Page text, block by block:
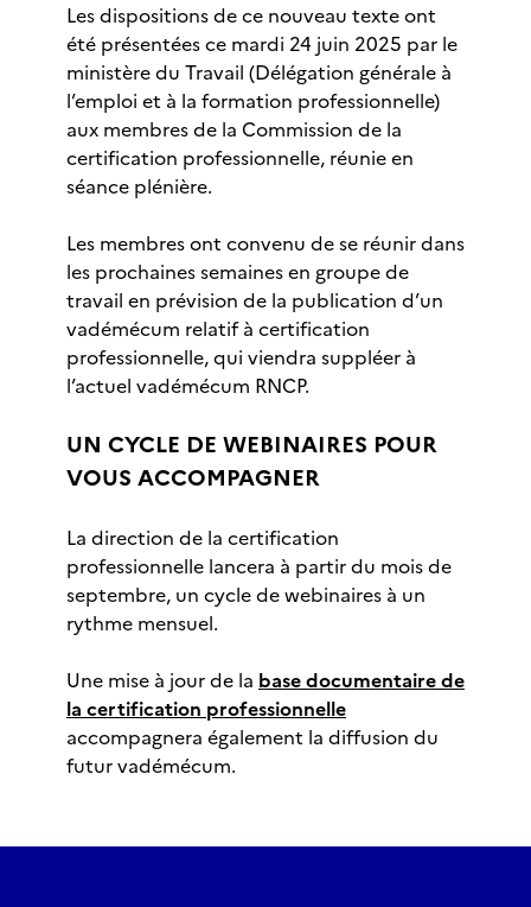
Les dispositions de ce nouveau texte ont
été présentées ce mardi 24 juin 2025 par le
ministère du Travail (Délégation générale à
l’emploi et à la formation professionnelle)
aux membres de la Commission de la
certification professionnelle, réunie en
séance plénière.
Les membres ont convenu de se réunir dans
les prochaines semaines en groupe de
travail en prévision de la publication d’un
vadémécum relatif à certification
professionnelle, qui viendra suppléer à
l’actuel vadémécum RNCP.
UN CYCLE DE WEBINAIRES POUR
VOUS ACCOMPAGNER
La direction de la certification
professionnelle lancera à partir du mois de
septembre, un cycle de webinaires à un
rythme mensuel.
Une mise à jour de la base documentaire de
la certification professionnelle
accompagnera également la diffusion du
futur vadémécum.